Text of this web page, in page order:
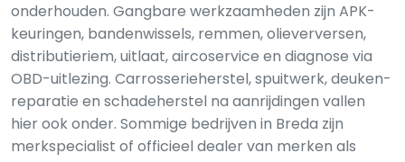
onderhouden. Gangbare werkzaamheden zijn APK-
keuringen, banden­wissels, remmen, olie­verversen,
distributieriem, uitlaat, airco­service en diagnose via
OBD-uitlezing. Carrosserieherstel, spuitwerk, deuken­
reparatie en schadeherstel na aanrijdingen vallen
hier ook onder. Sommige bedrijven in Breda zijn
merkspecialist of officieel dealer van merken als